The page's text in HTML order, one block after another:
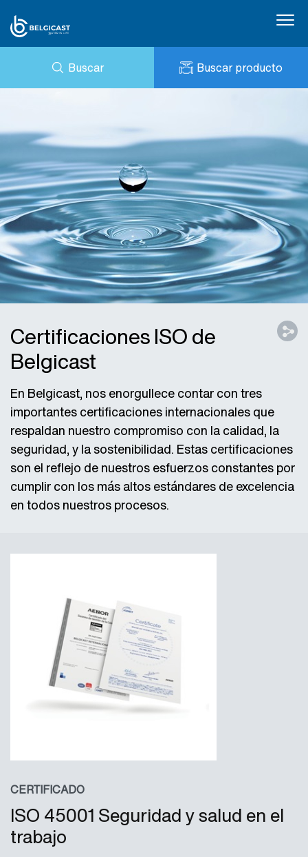
Buscar Buscar producto
REFERENCIAS
CONTACTO
PRESTO
BELGICAST PORTAL
Certificaciones ISO de
Belgicast
En Belgicast, nos enorgullece contar con tres
importantes certificaciones internacionales que
respaldan nuestro compromiso con la calidad, la
seguridad, y la sostenibilidad. Estas certificaciones
son el reflejo de nuestros esfuerzos constantes por
cumplir con los más altos estándares de excelencia
en todos nuestros procesos.
CERTIFICADO
ISO 45001 Seguridad y salud en el
trabajo